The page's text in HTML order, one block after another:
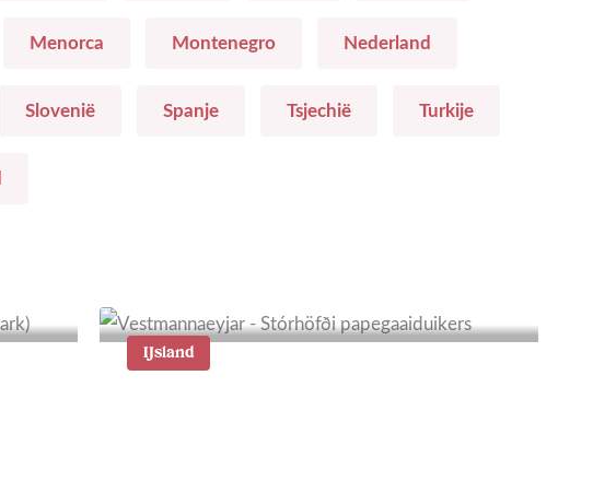
Menorca Montenegro Nederland
Slovenië Spanje Tsjechië Turkije
IJsland